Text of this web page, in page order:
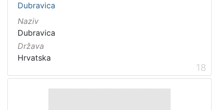
Dubravica
Naziv
Dubravica
Država
Hrvatska
18